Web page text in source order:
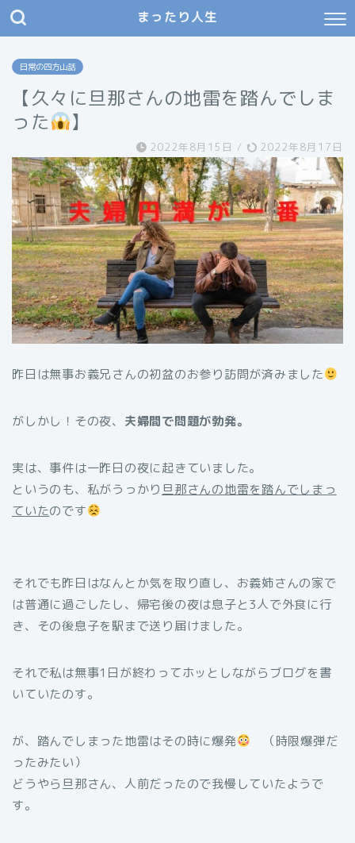
まったり人生
まったり人生
日常の四方山話
【久々に旦那さんの地雷を踏んでしま
った
】
2022年8月15日 / 2022年8月17日
昨日は無事お義兄さんの初盆のお参り訪問が済みました
がしかし！その夜、 夫婦間で問題が勃発。
実は、事件は一昨日の夜に起きていました。
というのも、私がうっかり 旦那さんの地雷を踏んでしまっ
ていたのです
それでも昨日はなんとか気を取り直し、お義姉さんの家で
は普通に過ごしたし、帰宅後の夜は息子と3人で外食に行
き、その後息子を駅まで送り届けました。
それで私は無事1日が終わってホッとしながらブログを書
いていたのす。
が、踏んでしまった地雷はその時に爆発
（時限爆弾だ
ったみたい）
どうやら旦那さん、人前だったので我慢していたようで
す。